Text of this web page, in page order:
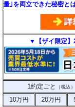
量｣を両立できた秘密と
▼【ザイ限定】
1約定ごと （税込）
10万円
20万円